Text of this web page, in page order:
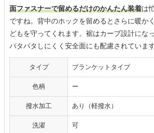
面ファスナーで留めるだけのかんたん装着は
ですね。背中のホックを留めるとさらに暖か
どもを守ってくれます。裾はカーブ設計にな
バタバタしにくく安全面にも配慮されています
タイプ ブランケットタイプ
色柄 ー
撥水加工 あり（軽撥水）
洗濯 可